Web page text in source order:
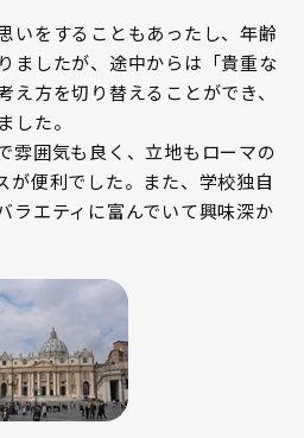
いをすることもあったし、年齢
ましたが、途中からは「貴重な
方を切り替えることができ、
した。
雰囲気も良く、立地もローマの
が便利でした。また、学校独自
ラエティに富んでいて興味深か